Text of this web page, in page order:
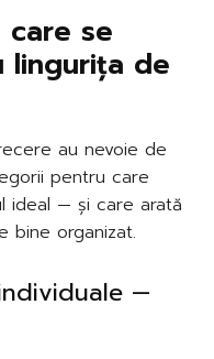
se
lingurița de
au nevoie de
pentru care
ideal — și care arată
bine organizat.
—